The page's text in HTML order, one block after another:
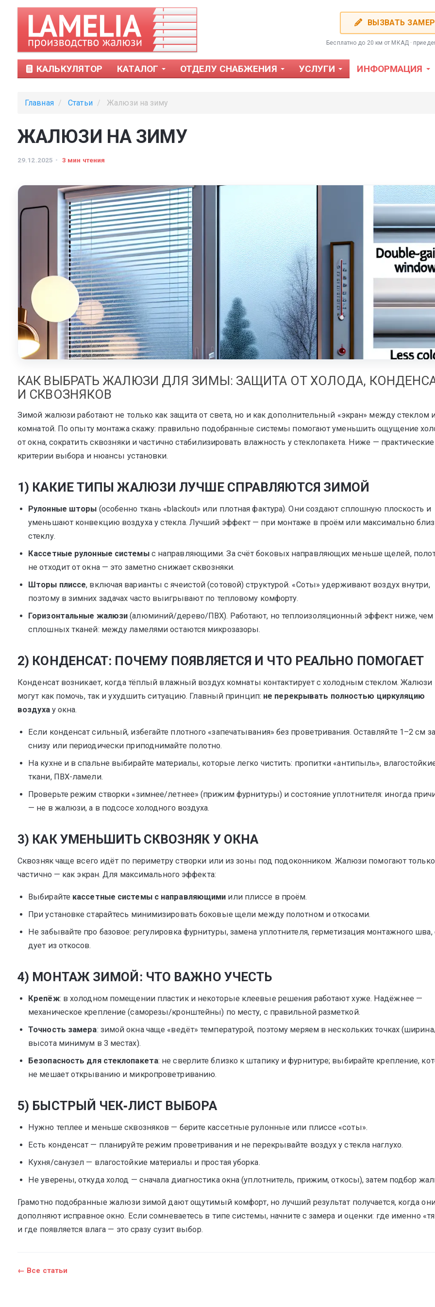
ВЫЗВАТЬ
Бесплатно до 20 км от МКАД ·
КАЛЬКУЛЯТОР КАТАЛОГ
Мультифактура
ОТДЕЛУ СНАБЖЕНИЯ УСЛУГИ ИНФОРМАЦИЯ
Главная Статьи Жалюзи на зиму
ЖАЛЮЗИ НА ЗИМУ
29.12.2025 3 мин чтения
КАК ВЫБРАТЬ ЖАЛЮЗИ ДЛЯ ЗИМЫ: ЗАЩИТА ОТ ХОЛОДА,
И СКВОЗНЯКОВ
Зимой жалюзи работают не только как защита от света, но и как дополнительный «экран» между стеклом
комнатой. По опыту монтажа скажу: правильно подобранные системы помогают уменьшить ощущение
от окна, сократить сквозняки и частично стабилизировать влажность у стеклопакета. Ниже — практические
критерии выбора и нюансы установки.
1) КАКИЕ ТИПЫ ЖАЛЮЗИ ЛУЧШЕ СПРАВЛЯЮТСЯ ЗИМОЙ
Рулонные шторы (особенно ткань «blackout» или плотная фактура). Они создают сплошную плоскость и
уменьшают конвекцию воздуха у стекла. Лучший эффект — при монтаже в проём или максимально
стеклу.
Кассетные рулонные системыс направляющими. За счёт боковых направляющих меньше щелей,
не отходит от окна — это заметно снижает сквозняки.
Шторы плиссе, включая варианты с ячеистой (сотовой) структурой. «Соты» удерживают воздух внутри,
поэтому в зимних задачах часто выигрывают по тепловому комфорту.
Горизонтальные жалюзи (алюминий/дерево/ПВХ). Работают, но теплоизоляционный эффект ниже, чем
сплошных тканей: между ламелями остаются микрозазоры.
2) КОНДЕНСАТ: ПОЧЕМУ ПОЯВЛЯЕТСЯ И ЧТО РЕАЛЬНО ПОМОГАЕТ
Конденсат возникает, когда тёплый влажный воздух комнаты контактирует с холодным стеклом. Жалюзи
могут как помочь, так и ухудшить ситуацию. Главный принцип: не перекрывать полностью циркуляцию
воздухау окна.
Если конденсат сильный, избегайте плотного «запечатывания» без проветривания. Оставляйте 1–2 см
снизу или периодически приподнимайте полотно.
На кухне и в спальне выбирайте материалы, которые легко чистить: пропитки «антипыль»,
ткани, ПВХ-ламели.
Проверьте режим створки «зимнее/летнее» (прижим фурнитуры) и состояние уплотнителя: иногда
— не в жалюзи, а в подсосе холодного воздуха.
3) КАК УМЕНЬШИТЬ СКВОЗНЯК У ОКНА
Сквозняк чаще всего идёт по периметру створки или из зоны под подоконником. Жалюзи помогают только
частично — как экран. Для максимального эффекта:
Выбирайте кассетные системы с направляющими или плиссе в проём.
При установке старайтесь минимизировать боковые щели между полотном и откосами.
Не забывайте про базовое: регулировка фурнитуры, замена уплотнителя, герметизация монтажного шва,
дует из откосов.
4) МОНТАЖ ЗИМОЙ: ЧТО ВАЖНО УЧЕСТЬ
Крепёж: в холодном помещении пластик и некоторые клеевые решения работают хуже. Надёжнее —
механическое крепление (саморезы/кронштейны) по месту, с правильной разметкой.
Точность замера: зимой окна чаще «ведёт» температурой, поэтому меряем в нескольких точках
высота минимум в 3 местах).
Безопасность для стеклопакета: не сверлите близко к штапику и фурнитуре; выбирайте крепление,
не мешает открыванию и микропроветриванию.
5) БЫСТРЫЙ ЧЕК‑ЛИСТ ВЫБОРА
Нужно теплее и меньше сквозняков — берите кассетные рулонные или плиссе «соты».
Есть конденсат — планируйте режим проветривания и не перекрывайте воздух у стекла наглухо.
Кухня/санузел — влагостойкие материалы и простая уборка.
Не уверены, откуда холод — сначала диагностика окна (уплотнитель, прижим, откосы), затем подбор
Грамотно подобранные жалюзи зимой дают ощутимый комфорт, но лучший результат получается, когда
дополняют исправное окно. Если сомневаетесь в типе системы, начните с замера и оценки: где именно
и где появляется влага — это сразу сузит выбор.
← Все статьи